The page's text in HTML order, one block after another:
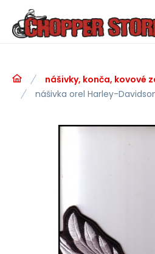
nášivky, konča, kovové
nášivka orel Harley-